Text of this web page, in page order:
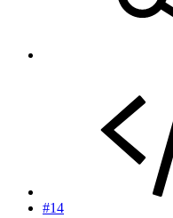
#14